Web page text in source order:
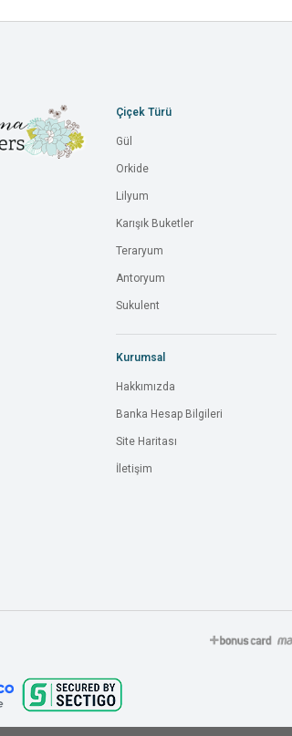
Çiçek Türü
Gül
Orkide
Lilyum
Karışık Buketler
Teraryum
Antoryum
Sukulent
Kurumsal
Hakkımızda
Banka Hesap Bilgileri
Site Haritası
İletişim